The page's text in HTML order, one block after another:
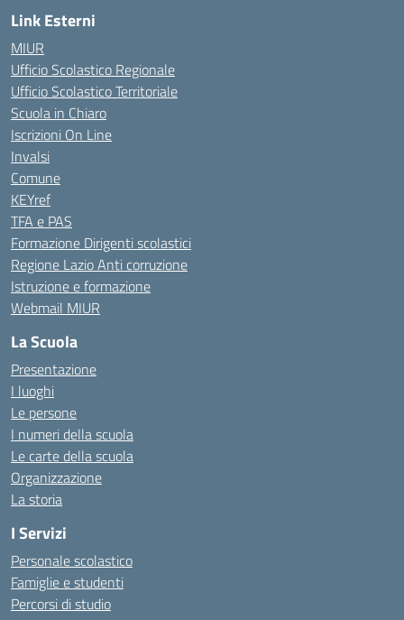
Link Esterni
MIUR
Ufficio Scolastico Regionale
Ufficio Scolastico Territoriale
Scuola in Chiaro
Iscrizioni On Line
Invalsi
Comune
KEYref
TFA e PAS
Formazione Dirigenti scolastici
Regione Lazio Anti corruzione
Istruzione e formazione
Webmail MIUR
La Scuola
Presentazione
I luoghi
Le persone
I numeri della scuola
Le carte della scuola
Organizzazione
La storia
I Servizi
Personale scolastico
Famiglie e studenti
Percorsi di studio